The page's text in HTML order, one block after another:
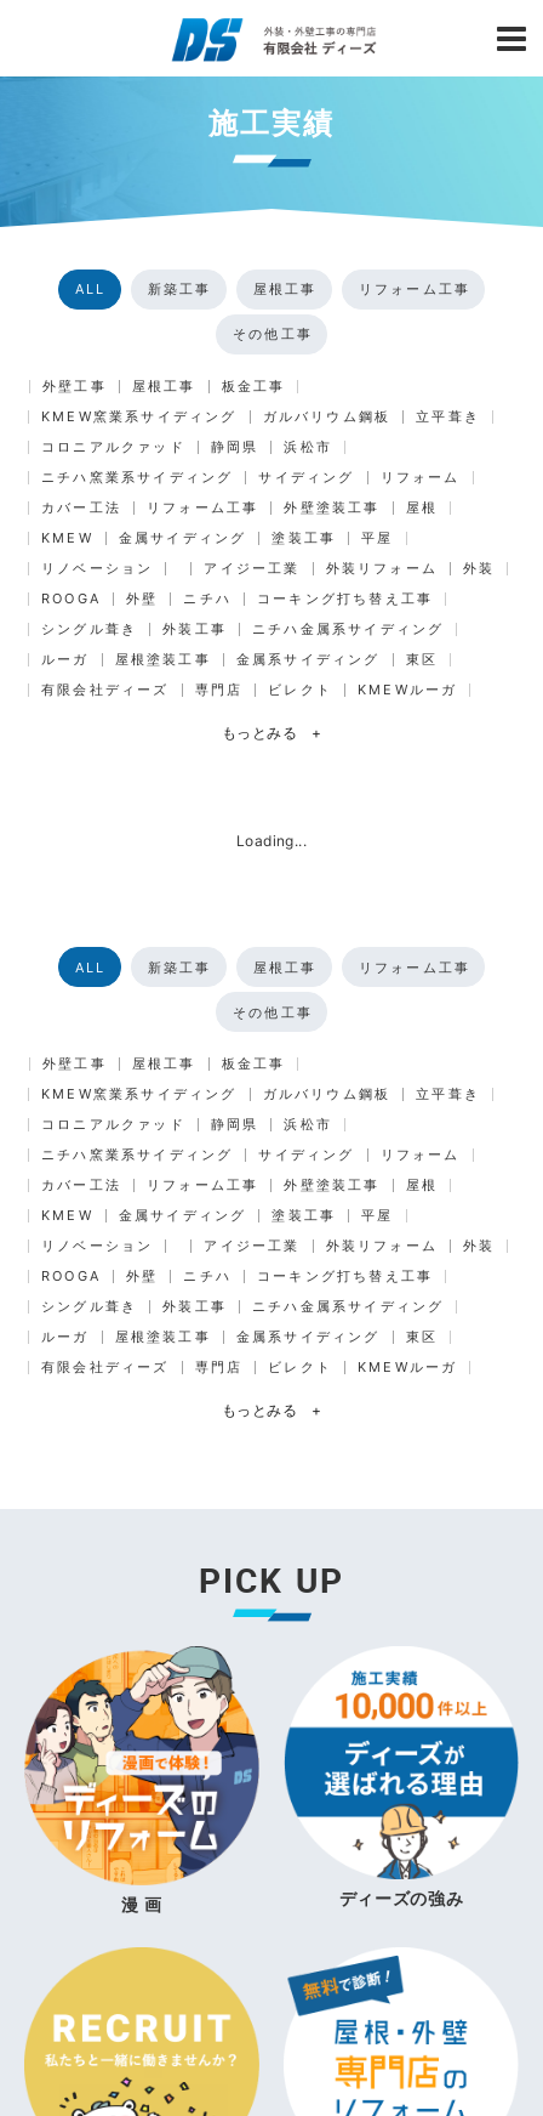
施工実績
ALL 新築工事 屋根工事 リフォーム工事
その他工事
外壁工事 屋根工事
板金工事
KMEW窯業系サイディング
ガルバリウム鋼板
立平葺き
コロニアルクァッド
静岡県
浜松市
ニチハ窯業系サイディング
サイディング
リフォーム
カバー工法
リフォーム工事 外壁塗装工事
屋根
KMEW
金属サイディング 塗装工事
平屋
リノベーション
アイジー工業 外装リフォーム
外装
ROOGA
外壁 ニチハ
コーキング打ち替え工事
シングル葺き
外装工事
ニチハ金属系サイディング
ルーガ
屋根塗装工事 金属系サイディング
東区
有限会社ディーズ
専門店 ビレクト KMEWルーガ
もっとみる +
Loading...
ALL 新築工事 屋根工事 リフォーム工事
その他工事
外壁工事 屋根工事
板金工事
KMEW窯業系サイディング
ガルバリウム鋼板
立平葺き
コロニアルクァッド
静岡県
浜松市
ニチハ窯業系サイディング
サイディング
リフォーム
カバー工法
リフォーム工事 外壁塗装工事
屋根
KMEW
金属サイディング 塗装工事
平屋
リノベーション
アイジー工業 外装リフォーム
外装
ROOGA
外壁 ニチハ
コーキング打ち替え工事
シングル葺き
外装工事
ニチハ金属系サイディング
ルーガ
屋根塗装工事 金属系サイディング
東区
有限会社ディーズ
専門店 ビレクト KMEWルーガ
もっとみる +
PICK UP
漫 画 ディーズの強み